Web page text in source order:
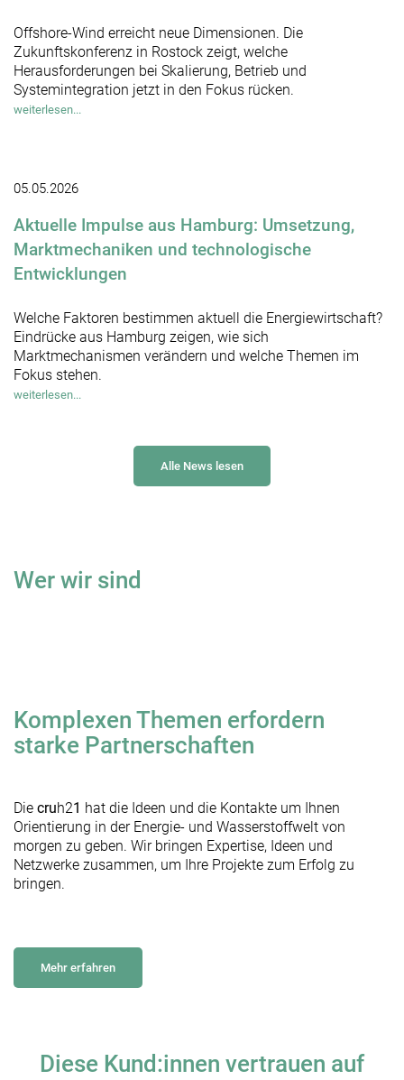
Offshore-Wind erreicht neue Dimensionen. Die
Zukunftskonferenz in Rostock zeigt, welche
Herausforderungen bei Skalierung, Betrieb und
Systemintegration jetzt in den Fokus rücken.
weiterlesen...
05.05.2026
Aktuelle Impulse aus Hamburg: Umsetzung,
Marktmechaniken und technologische
Entwicklungen
Welche Faktoren bestimmen aktuell die Energiewirtschaft?
Eindrücke aus Hamburg zeigen, wie sich
Marktmechanismen verändern und welche Themen im
Fokus stehen.
weiterlesen...
Alle News lesen
Wer wir sind
Komplexen Themen erfordern
starke Partnerschaften
Die cruh21 hat die Ideen und die Kontakte um Ihnen
Orientierung in der Energie- und Wasserstoffwelt von
morgen zu geben. Wir bringen Expertise, Ideen und
Netzwerke zusammen, um Ihre Projekte zum Erfolg zu
bringen.
Mehr erfahren
Diese Kund:innen vertrauen auf